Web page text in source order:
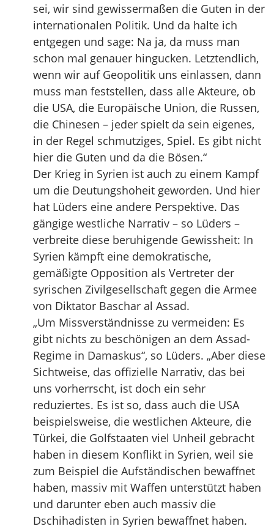
sei, wir sind gewissermaßen die Guten in der
internationalen Politik. Und da halte ich
entgegen und sage: Na ja, da muss man
schon mal genauer hingucken. Letztendlich,
wenn wir auf Geopolitik uns einlassen, dann
muss man feststellen, dass alle Akteure, ob
die USA, die Europäische Union, die Russen,
die Chinesen – jeder spielt da sein eigenes,
in der Regel schmutziges, Spiel. Es gibt nicht
hier die Guten und da die Bösen.“
Der Krieg in Syrien ist auch zu einem Kampf
um die Deutungshoheit geworden. Und hier
hat Lüders eine andere Perspektive. Das
gängige westliche Narrativ – so Lüders –
verbreite diese beruhigende Gewissheit: In
Syrien kämpft eine demokratische,
gemäßigte Opposition als Vertreter der
syrischen Zivilgesellschaft gegen die Armee
von Diktator Baschar al Assad.
„Um Missverständnisse zu vermeiden: Es
gibt nichts zu beschönigen an dem Assad-
Regime in Damaskus“, so Lüders. „Aber diese
Sichtweise, das offizielle Narrativ, das bei
uns vorherrscht, ist doch ein sehr
reduziertes. Es ist so, dass auch die USA
beispielsweise, die westlichen Akteure, die
Türkei, die Golfstaaten viel Unheil gebracht
haben in diesem Konflikt in Syrien, weil sie
zum Beispiel die Aufständischen bewaffnet
haben, massiv mit Waffen unterstützt haben
und darunter eben auch massiv die
Dschihadisten in Syrien bewaffnet haben.